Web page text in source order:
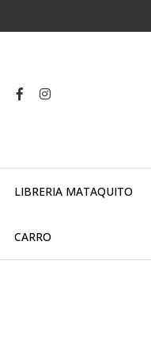
LIBRERIA MATAQUITO
CARRO